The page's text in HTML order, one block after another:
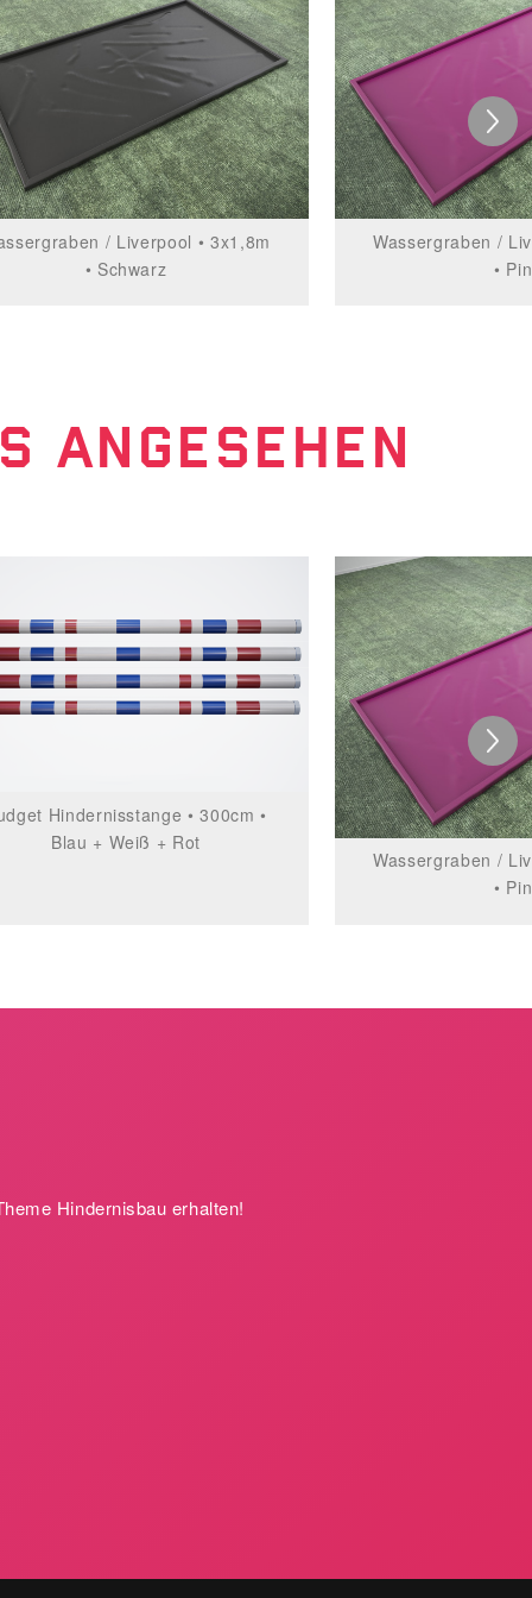
/ Liverpool • 3x1,8m
• Schwarz
Wassergraben /
•
ANGESEHEN
Hindernisstange • 300cm •
Blau + Weiß + Rot
Wassergraben /
•
Hindernisbau erhalten!